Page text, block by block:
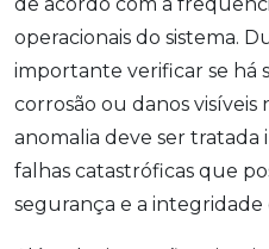
de acordo com a
operacionais do sistema.
importante verificar se há
corrosão ou danos
anomalia deve ser
falhas catastróficas que
segurança e a integridade